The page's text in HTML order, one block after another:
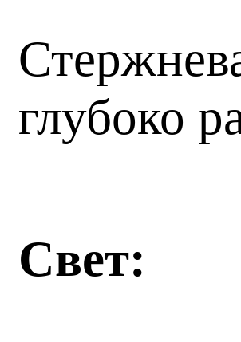
глубоко
Свет: